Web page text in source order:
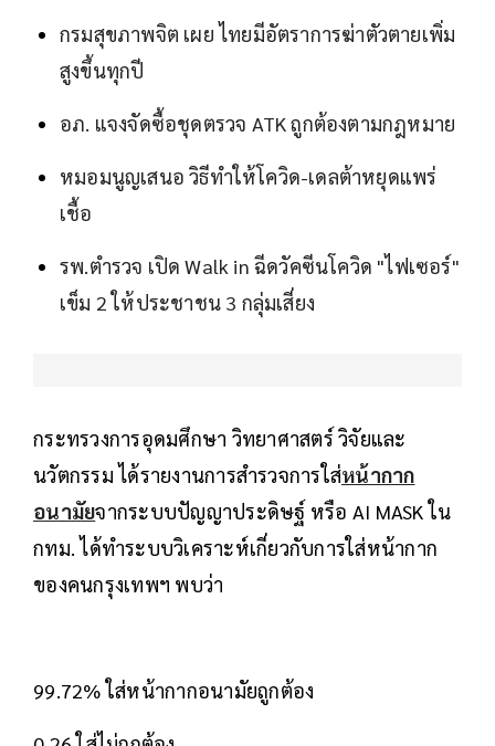
กรมสุขภาพจิต เผย ไทยมีอัตราการฆ่าตัวตายเพิ่ม
สูงขึ้นทุกปี
อภ. แจงจัดซื้อชุดตรวจ ATK ถูกต้องตามกฎหมาย
หมอมนูญเสนอ วิธีทำให้โควิด-เดลต้าหยุดแพร่
เชื้อ
รพ.ตำรวจ เปิด Walk in ฉีดวัคซีนโควิด "ไฟเซอร์"
เข็ม 2 ให้ประชาชน 3 กลุ่มเสี่ยง
กระทรวงการอุดมศึกษา วิทยาศาสตร์ วิจัยและ
นวัตกรรม ได้รายงานการสำรวจการใส่หน้ากาก
อนามัยจากระบบปัญญาประดิษฐ์ หรือ AI MASK ใน
กทม. ได้ทำระบบวิเคราะห์เกี่ยวกับการใส่หน้ากาก
ของคนกรุงเทพฯ พบว่า
99.72% ใส่หน้ากากอนามัยถูกต้อง